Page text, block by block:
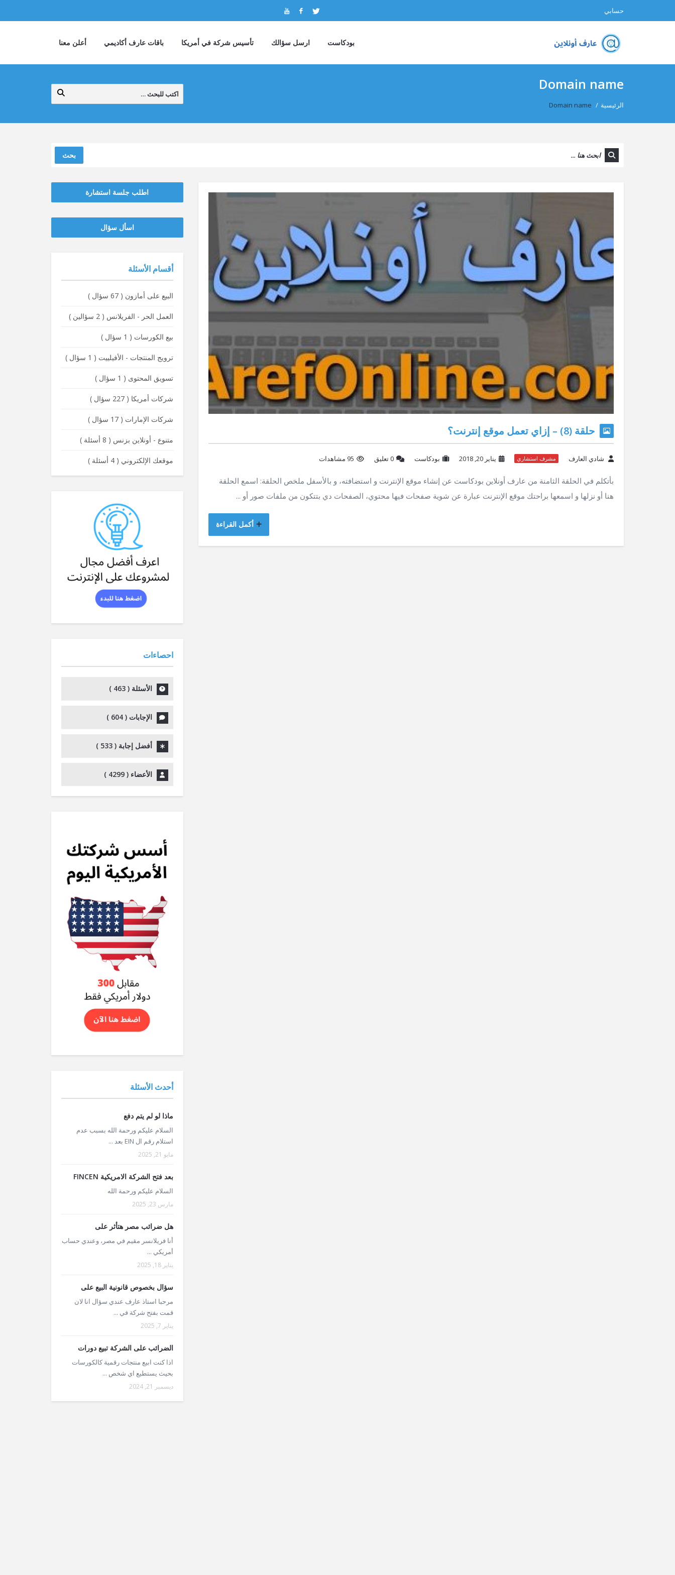
حسابي
بودكاست ارسل سؤالك تأسيس شركة في أمريكا باقات عارف أكاديمي أعلن معنا
Domain name
الرئيسية /
Domain name
بحث
حلقة (8) – إزاي تعمل موقع إنترنت؟
شادي العارف مشرف استشاري يناير 20, 2018 بودكاست ‫0 تعليق 95 مشاهدات
بأتكلم في الحلقة الثامنة من عارف أونلاين بودكاست عن إنشاء موقع الإنترنت و استضافته، و بالأسفل ملخص الحلقة: اسمع الحلقة
هنا أو نزلها و اسمعها براحتك موقع الإنترنت عبارة عن شوية صفحات فيها محتوي، الصفحات دي بتتكون من ملفات صور أو ...
أكمل القراءة
اطلب جلسة استشارة
‫‫اسأل سؤال
أقسام الأسئلة
البيع على أمازون (67 سؤال )
العمل الحر - الفريلانس (2 سؤالين )
بيع الكورسات ( 1 سؤال )
ترويج المنتجات - الأفيلييت ( 1 سؤال )
تسويق المحتوى ( 1 سؤال )
شركات أمريكا (227 سؤال )
شركات الإمارات (17 سؤال )
متنوع - أونلاين بزنس ( 8 أسئلة )
موقعك الإلكتروني (4 أسئلة )
احصاءات
الأسئلة (463
)
الإجابات (604
)
أفضل إجابة (533
)
الأعضاء (4299
)
أحدث الأسئلة
ماذا لو لم يتم دفع
السلام عليكم ورحمة الله بسبب عدم
استلام رقم ال EIN بعد ...
مايو 21, 2025
بعد فتح الشركة الامريكية FINCEN
السلام عليكم ورحمة الله
مارس 23, 2025
هل ضرائب مصر هتأثر على
أنا فريلانسر مقيم في مصر، وعندي حساب
أمريكي ...
يناير 18, 2025
سؤال بخصوص قانونية البيع على
مرحبا استاذ عارف عندي سؤال انا لان
قمت بفتح شركة في ...
يناير 7, 2025
الضرائب على الشركة تبيع دورات
اذا كنت ابيع منتجات رقمية كالكورسات
بحيث يستطيع اي شخص ...
ديسمبر 21, 2024